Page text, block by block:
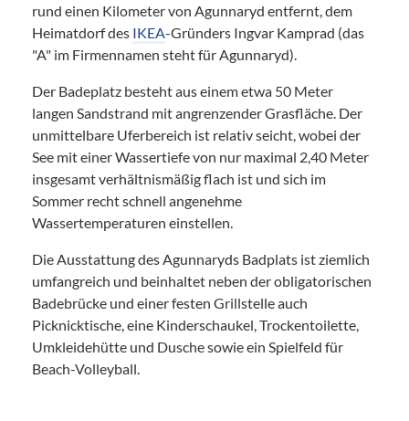
rund einen Kilometer von Agunnaryd entfernt, dem
Heimatdorf des IKEA-Gründers Ingvar Kamprad (das
"A" im Firmennamen steht für Agunnaryd).
Der Badeplatz besteht aus einem etwa 50 Meter
langen Sandstrand mit angrenzender Grasfläche. Der
unmittelbare Uferbereich ist relativ seicht, wobei der
See mit einer Wassertiefe von nur maximal 2,40 Meter
insgesamt verhältnismäßig flach ist und sich im
Sommer recht schnell angenehme
Wassertemperaturen einstellen.
Die Ausstattung des Agunnaryds Badplats ist ziemlich
umfangreich und beinhaltet neben der obligatorischen
Badebrücke und einer festen Grillstelle auch
Picknicktische, eine Kinderschaukel, Trockentoilette,
Umkleidehütte und Dusche sowie ein Spielfeld für
Beach-Volleyball.